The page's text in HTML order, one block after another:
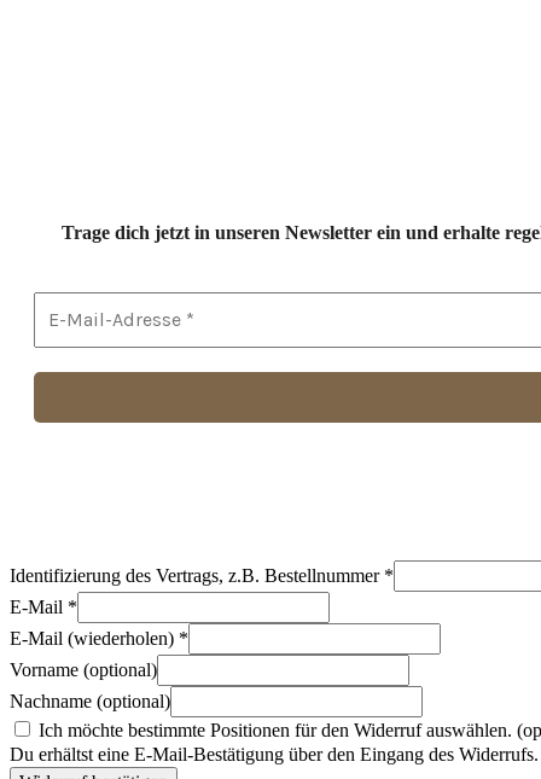
Trage dich jetzt in unseren Newsletter ein und erhalte
Identifizierung des Vertrags, z.B. Bestellnummer *
E-Mail *
E-Mail (wiederholen) *
Vorname (optional)
Nachname (optional)
Ich möchte bestimmte Positionen für den Widerruf auswählen.
Du erhältst eine E-Mail-Bestätigung über den Eingang des